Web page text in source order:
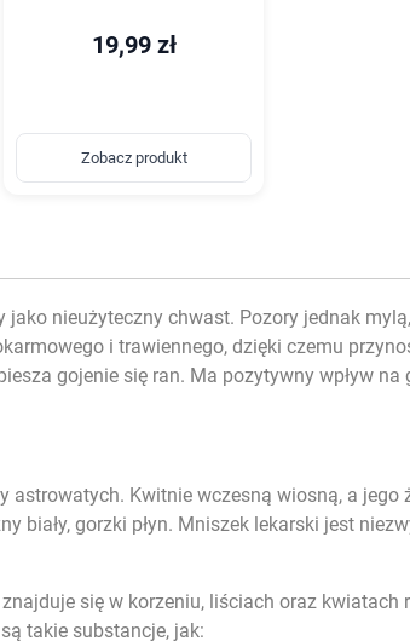
19,99 zł
Zobacz produkt
nieużyteczny chwast. Pozory jednak
i trawiennego, dzięki czemu
gojenie się ran. Ma pozytywny wpływ
astrowatych. Kwitnie wczesną wiosną, a jego
biały, gorzki płyn. Mniszek lekarski jest
się w korzeniu, liściach oraz kwiatach
takie substancje, jak: